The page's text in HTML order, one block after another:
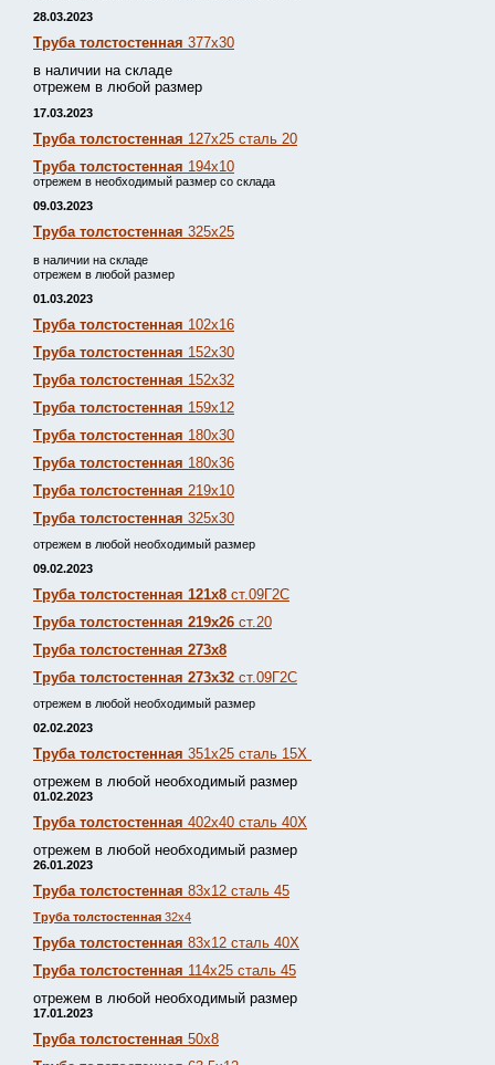
28.03.2023
Труба толстостенная 377х30
в наличии на складе
отрежем в любой размер
17.03.2023
Труба толстостенная 127х25 сталь 20
Труба толстостенная 194х10
отрежем в необходимый размер со склада
09.03.2023
Труба толстостенная 325х25
в наличии на складе
отрежем в любой размер
01.03.2023
Труба толстостенная 102х16
Труба толстостенная 152х30
Труба толстостенная 152х32
Труба толстостенная 159х12
Труба толстостенная 180х30
Труба толстостенная 180х36
Труба толстостенная 219х10
Труба толстостенная 325х30
отрежем в любой необходимый размер
09.02.2023
Труба толстостенная 121х8 ст.09Г2С
Труба толстостенная 219х26 ст.20
Труба толстостенная 273х8
Труба толстостенная 273х32 ст.09Г2С
отрежем в любой необходимый размер
02.02.2023
Труба толстостенная 351х25 сталь 15Х
отрежем в любой необходимый размер
01.02.2023
Труба толстостенная 402х40 сталь 40Х
отрежем в любой необходимый размер
26.01.2023
Труба толстостенная 83х12 сталь 45
Труба толстостенная 32х4
Труба толстостенная 83х12 сталь 40Х
Труба толстостенная 114х25 сталь 45
отрежем в любой необходимый размер
17.01.2023
Труба толстостенная 50х8